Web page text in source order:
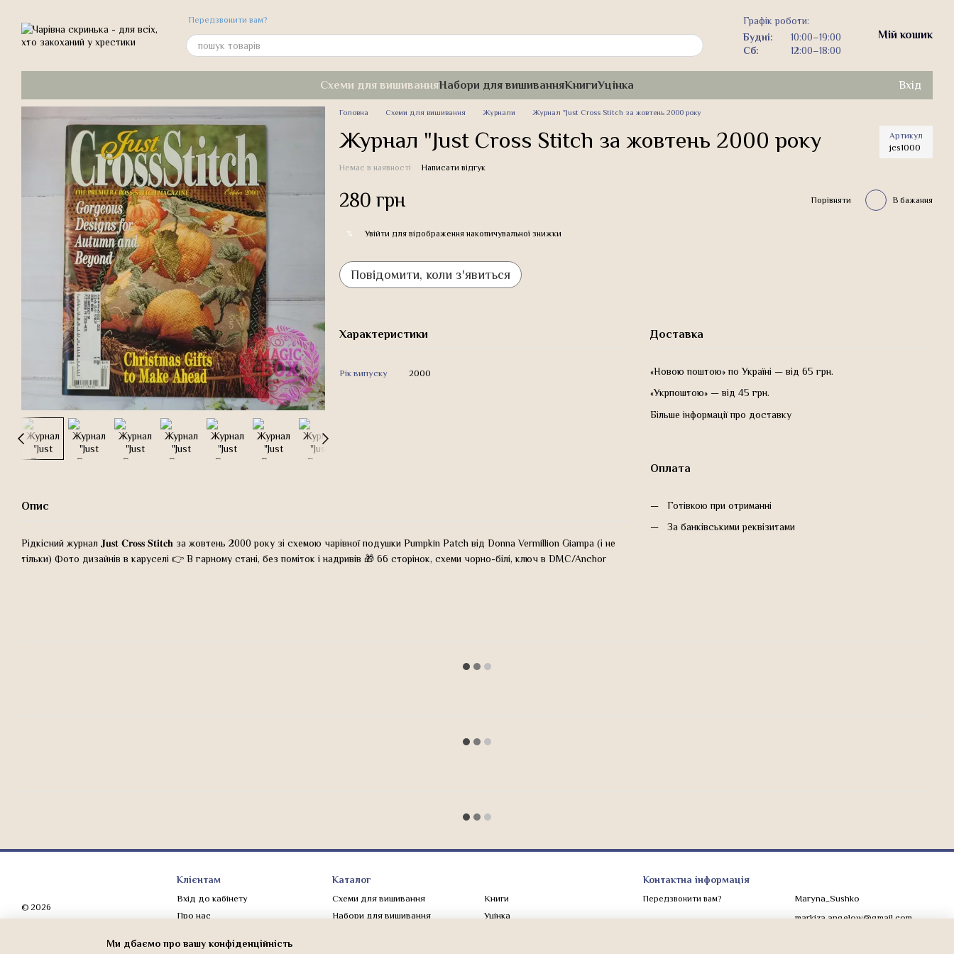
Передзвонити вам?
Графік роботи:
Будні:
10:00–19:00
Сб:
12:00–18:00
Мій кошик
Схеми для вишиванняНабори для вишиванняКнигиУцінка Вхід
Головна Схеми для вишивання Журнали Журнал "Just Cross Stitch за жовтень 2000 року
Журнал "Just Cross Stitch за жовтень 2000 року Артикул
jcs1000
Немає в наявності Написати відгук
280 грн Порівняти В бажання
% Увійти для відображення накопичувальної знижки
Повідомити, коли з'явиться
Характеристики
Рік випуску 2000
Доставка
«Новою поштою» по Україні — від 65 грн.
«Укрпоштою» — від 45 грн.
Більше інформації про доставку
Оплата
Готівкою при отриманні
За банківськими реквізитами
Опис
Рідкісний журнал 𝐉𝐮𝐬𝐭 𝐂𝐫𝐨𝐬𝐬 𝐒𝐭𝐢𝐭𝐜𝐡 за жовтень 2000 року зі схемою чарівної подушки Pumpkin Patch від Donna Vermillion Giampa (і не
тільки) Фото дизайнів в каруселі 👉 В гарному стані, без поміток і надривів 🎁 66 сторінок, схеми чорно-білі, ключ в DMC/Anchor
© 2026
Клієнтам
Вхід до кабінету
Про нас
Обмін та повернення
Каталог
Схеми для вишивання
Набори для вишивання
Книги
Уцінка
Контактна інформація
Передзвонити вам?
Maryna_Sushko
markiza.angelow@gmail.com
Ми дбаємо про вашу конфіденційність